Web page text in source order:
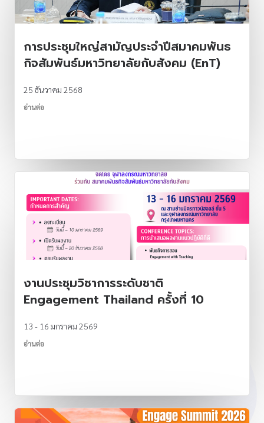
การประชุมใหญ่สามัญประจำปีสมาคมพันธ
กิจสัมพันธ์มหาวิทยาลัยกับสังคม (EnT)
25 ธันวาคม 2568
อ่านต่อ
งานประชุมวิชาการระดับชาติ
Engagement Thailand ครั้งที่ 10
13 - 16 มกราคม 2569
อ่านต่อ